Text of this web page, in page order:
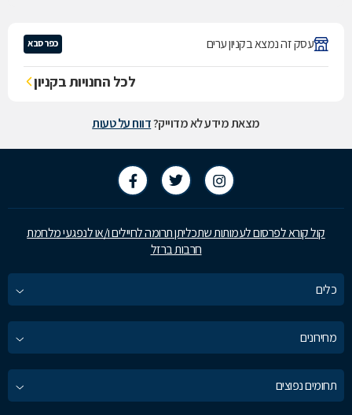
עסק זה נמצא בקניון ערים כפר סבא
לכל החנויות בקניון
מצאת מידע לא מדוייק?דווח על טעות
קול קורא לפרסום לעמותות שתכליתן תרומה לחיילים ו/או לנפגעי מלחמת
חרבות ברזל
כלים
מחירונים
תחומים נפוצים